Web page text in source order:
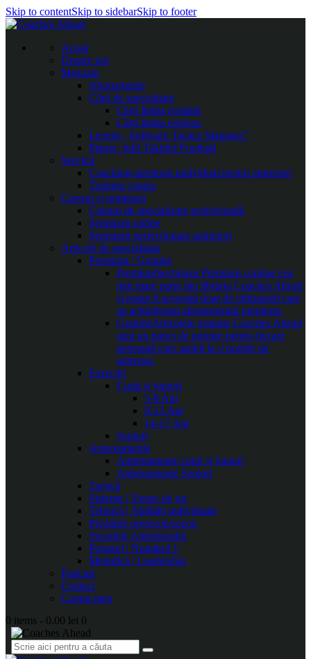
Skip to contentSkip to sidebarSkip to footer
Acasă
Despre noi
Magazin
Abonamente
Cărți de specialitate
Cărți limba română
Cărți limba engleza
Licențe „Software Tactics Manager”
Planșe, folii Taktifol Football
Servicii
Coaching-mentorat individual pentru antrenori
Training camps
Cursuri și seminarii
Cursuri de specializare profesională
Seminarii online
Seminarii perfecționare antrenori
Articole de specialitate
Premium / Gratuite
PremiumSecțiunea Premium conține cea
mai mare parte din librăria Coaches Ahead
și poate fi accesată doar de utilizatorii care
au achiziționat abonamentul premium.
GratuiteArticolele gratuite Coaches Ahead
sunt un punct de pornire pentru fiecare
persoană care aspiră la o poziție de
antrenor.
Exerciții
Copii și juniori
5-8 Ani
9-13 Ani
14-17 Ani
Seniori
Antrenamente
Antrenamente copii și juniori
Antrenamente Seniori
Tactică
Sisteme | Trasee de joc
Tehnică | Abilități individuale
Pregătire presezon/sezon
Secretele Antrenorului
Portarul | Numărul 1
Metodică | Leadership
Podcast
Contact
Contul meu
0 items - 0.00 lei 0